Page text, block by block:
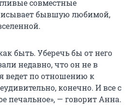
совместные
бывшую любимой,
быть. Уберечь бы от него
недавно, что он не в
ведет по отношению к
конечно. И все с
печальное», — говорит Анна.